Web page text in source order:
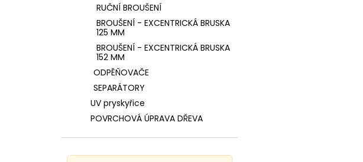
RUČNÍ BROUŠENÍ
BROUŠENÍ - EXCENTRICKÁ BRUSKA
125 MM
BROUŠENÍ - EXCENTRICKÁ BRUSKA
152 MM
ODPĚŇOVAČE
SEPARÁTORY
UV pryskyřice
POVRCHOVÁ ÚPRAVA DŘEVA